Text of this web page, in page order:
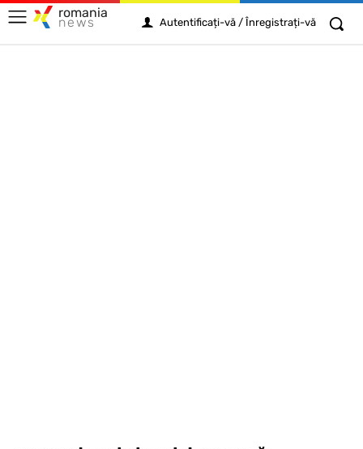
romania
news Autentificați-vă / Înregistrați-vă